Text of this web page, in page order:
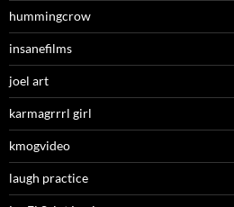
hummingcrow
insanefilms
joel art
karmagrrrl girl
kmogvideo
laugh practice